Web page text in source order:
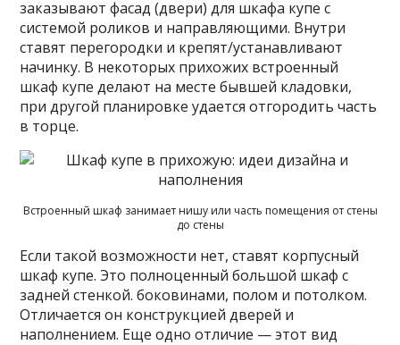
заказывают фасад (двери) для шкафа купе с
системой роликов и направляющими. Внутри
ставят перегородки и крепят/устанавливают
начинку. В некоторых прихожих встроенный
шкаф купе делают на месте бывшей кладовки,
при другой планировке удается отгородить часть
в торце.
Встроенный шкаф занимает нишу или часть помещения от стены
до стены
Если такой возможности нет, ставят корпусный
шкаф купе. Это полноценный большой шкаф с
задней стенкой. боковинами, полом и потолком.
Отличается он конструкцией дверей и
наполнением. Еще одно отличие — этот вид